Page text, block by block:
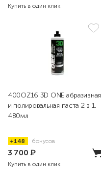
Купить в один клик
400OZ16 3D ONE абразивная
и полировальная паста 2 в 1,
480мл
+148 бонусов
3 700₽
Купить в один клик